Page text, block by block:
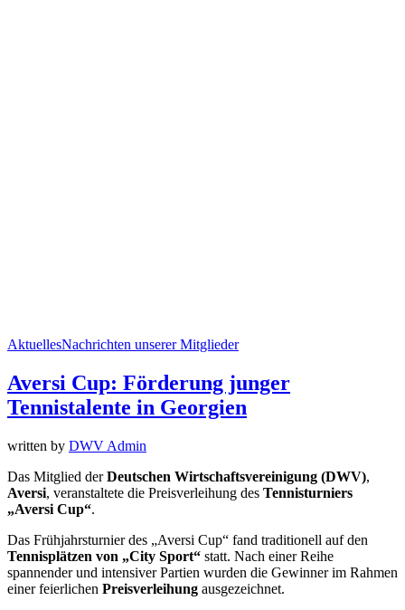
AktuellesNachrichten unserer Mitglieder
Aversi Cup: Förderung junger
Tennistalente in Georgien
written by DWV Admin
Das Mitglied derDeutschen Wirtschaftsvereinigung (DWV),
Aversi, veranstaltete die Preisverleihung des Tennisturniers
„Aversi Cup“.
Das Frühjahrsturnier des „Aversi Cup“ fand traditionell auf den
Tennisplätzen von „City Sport“ statt. Nach einer Reihe
spannender und intensiver Partien wurden die Gewinner im Rahmen
einer feierlichen Preisverleihung ausgezeichnet.